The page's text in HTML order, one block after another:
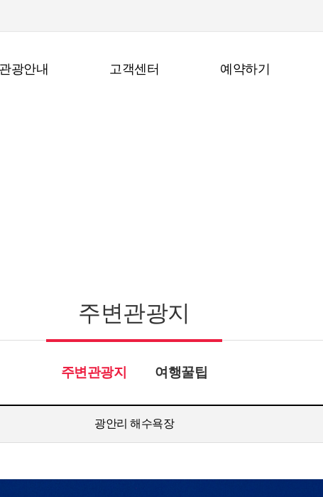
관광안내 고객센터 예약하기
주변관광지
주변관광지 여행꿀팁
광안리 해수욕장